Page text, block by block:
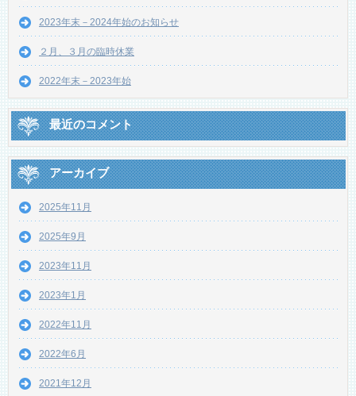
2023年末－2024年始のお知らせ
２月、３月の臨時休業
2022年末－2023年始
最近のコメント
アーカイブ
2025年11月
2025年9月
2023年11月
2023年1月
2022年11月
2022年6月
2021年12月